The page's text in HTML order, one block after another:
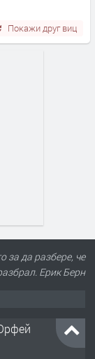
Покажи друг виц
за да разбере, че
Ерик Берн